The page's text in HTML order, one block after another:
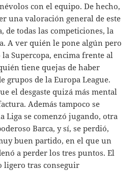
con el equipo. De hecho,
una valoración general de este
de todas las competiciones, la
A ver quién le pone algún pero
Supercopa, encima frente al
tiene quejas de haber
grupos de la Europa League.
el desgaste quizá más mental
Además tampoco se
Liga se comenzó jugando, otra
Barca, y sí, se perdió,
buen partido, en el que un
a perder los tres puntos. El
ligero tras conseguir